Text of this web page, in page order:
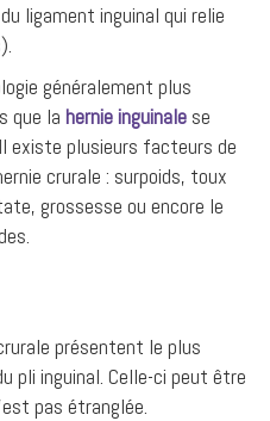
ligament inguinal qui relie
généralement plus
que la hernie inguinale se
existe plusieurs facteurs de
crurale : surpoids, toux
grossesse ou encore le
présentent le plus
pli inguinal. Celle-ci peut être
pas étranglée.